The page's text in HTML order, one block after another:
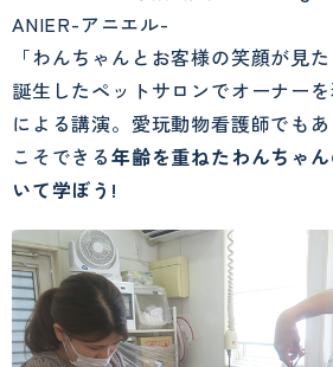
ANIER-アニエル-
「わんちゃんとお客様の笑顔が見
誕生したペットサロンでオーナー
による講演。愛玩動物看護師でも
こそできる年齢を重ねたわんちゃ
いて学ぼう!